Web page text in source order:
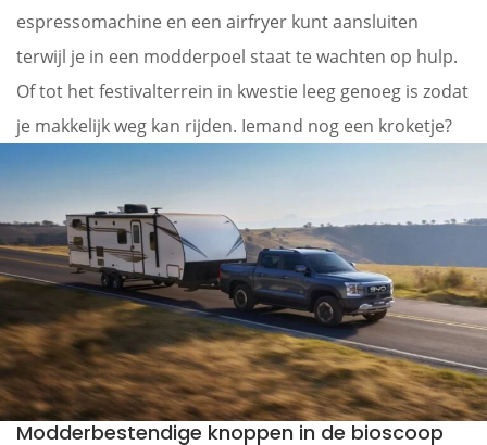
espressomachine en een airfryer kunt aansluiten
terwijl je in een modderpoel staat te wachten op hulp.
Of tot het festivalterrein in kwestie leeg genoeg is zodat
je makkelijk weg kan rijden. Iemand nog een kroketje?
Modderbestendige knoppen in de bioscoop